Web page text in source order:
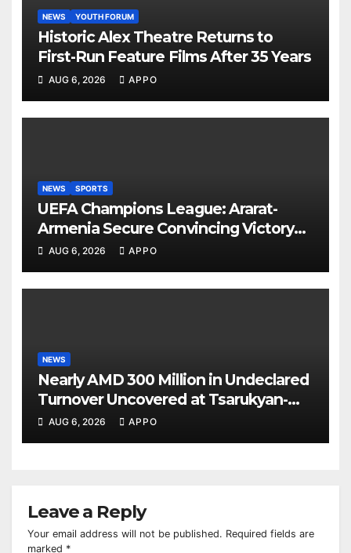
NEWS YOUTH FORUM
Historic Alex Theatre Returns to
First-Run Feature Films After 35 Years
AUG 6, 2026 APPO
NEWS SPORTS
UEFA Champions League: Ararat-
Armenia Secure Convincing Victory
Over Shamrock Rovers 2-0
AUG 6, 2026 APPO
NEWS
Nearly AMD 300 Million in Undeclared
Turnover Uncovered at Tsarukyan-
Owned Entertainment Center
AUG 6, 2026 APPO
Leave a Reply
Your email address will not be published. Required fields are
marked *